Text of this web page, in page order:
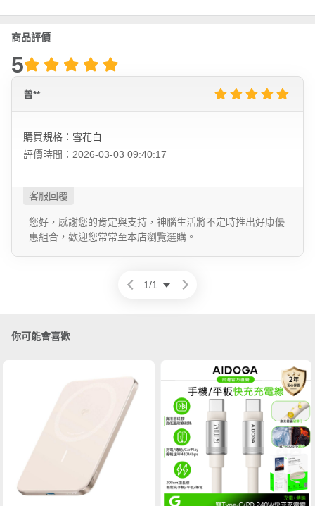
商品評價
5
曾**
購買規格：雪花白
評價時間：2026-03-03 09:40:17
您好，感謝您的肯定與支持，神腦生活將不定時推出好康優
惠組合，歡迎您常常至本店瀏覽選購。
1/1
你可能會喜歡